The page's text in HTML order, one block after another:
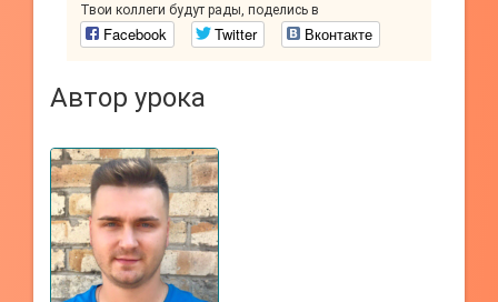
Твои коллеги будут рады, поделись в
Facebook Twitter Вконтакте
Автор урока